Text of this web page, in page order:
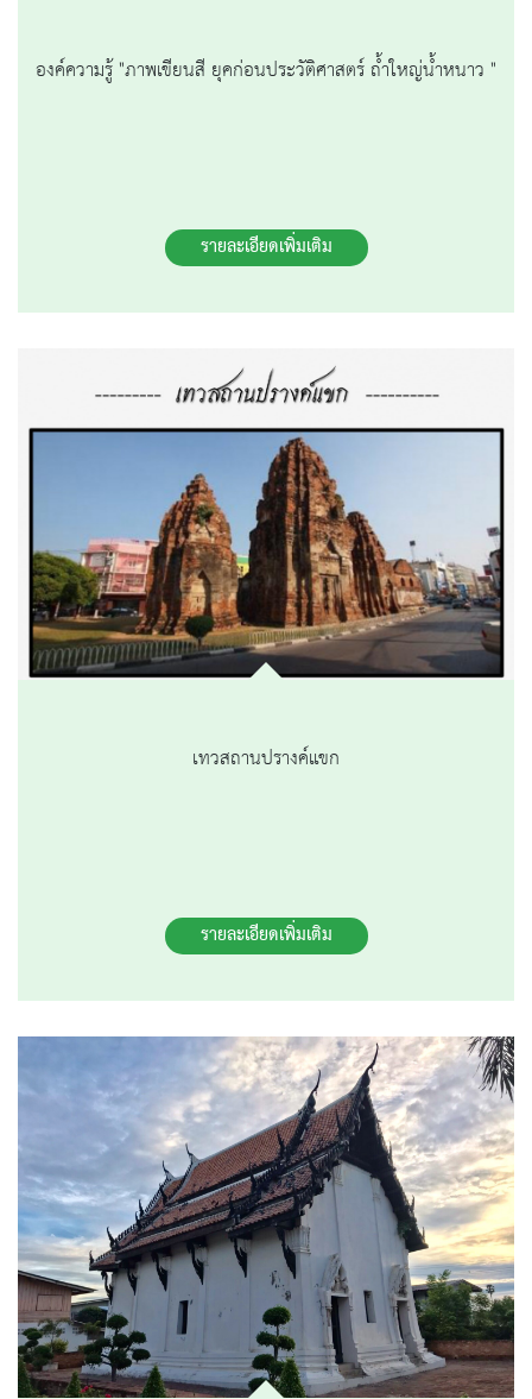
องค์ความรู้ "ภาพเขียนสี ยุคก่อนประวัติศาสตร์ ถ้ำใหญ่น้ำหนาว "
รายละเอียดเพิ่มเติม
เทวสถานปรางค์แขก
รายละเอียดเพิ่มเติม